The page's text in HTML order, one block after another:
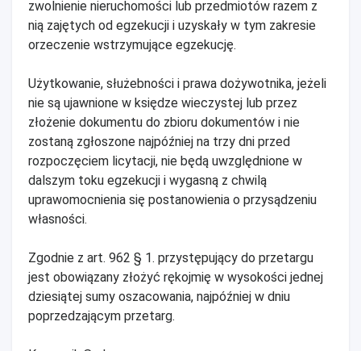
zwolnienie nieruchomości lub przedmiotów razem z
nią zajętych od egzekucji i uzyskały w tym zakresie
orzeczenie wstrzymujące egzekucję.
Użytkowanie, służebności i prawa dożywotnika, jeżeli
nie są ujawnione w księdze wieczystej lub przez
złożenie dokumentu do zbioru dokumentów i nie
zostaną zgłoszone najpóźniej na trzy dni przed
rozpoczęciem licytacji, nie będą uwzględnione w
dalszym toku egzekucji i wygasną z chwilą
uprawomocnienia się postanowienia o przysądzeniu
własności.
Zgodnie z art. 962 § 1. przystępujący do przetargu
jest obowiązany złożyć rękojmię w wysokości jednej
dziesiątej sumy oszacowania, najpóźniej w dniu
poprzedzającym przetarg.